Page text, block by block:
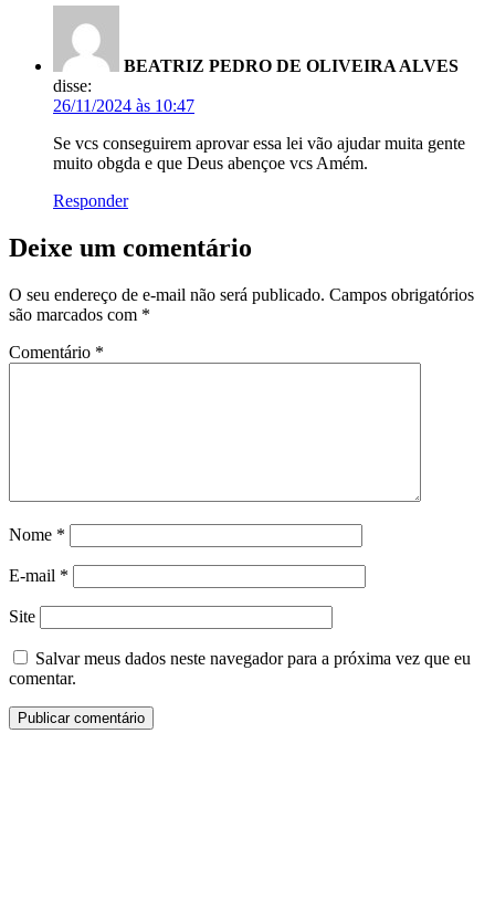
BEATRIZ PEDRO DE OLIVEIRA ALVES
disse:
26/11/2024 às 10:47
Se vcs conseguirem aprovar essa lei vão ajudar muita gente
muito obgda e que Deus abençoe vcs Amém.
Responder
Deixe um comentário
O seu endereço de e-mail não será publicado. Campos obrigatórios
são marcados com *
Comentário *
Nome *
E-mail *
Site
Salvar meus dados neste navegador para a próxima vez que eu
comentar.